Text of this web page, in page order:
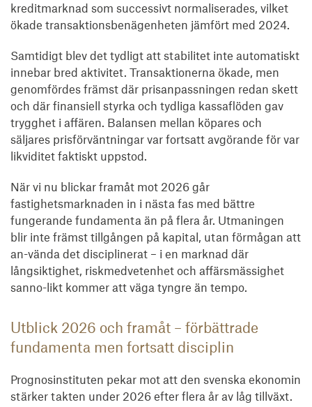
kreditmarknad som successivt normaliserades, vilket
ökade transaktionsbenägenheten jämfört med 2024.
Samtidigt blev det tydligt att stabilitet inte automatiskt
innebar bred aktivitet. Transaktionerna ökade, men
genomfördes främst där prisanpassningen redan skett
och där finansiell styrka och tydliga kassaflöden gav
trygghet i affären. Balansen mellan köpares och
säljares prisförväntningar var fortsatt avgörande för var
likviditet faktiskt uppstod.
När vi nu blickar framåt mot 2026 går
fastighetsmarknaden in i nästa fas med bättre
fungerande fundamenta än på flera år. Utmaningen
blir inte främst tillgången på kapital, utan förmågan att
an-vända det disciplinerat – i en marknad där
långsiktighet, riskmedvetenhet och affärsmässighet
sanno-likt kommer att väga tyngre än tempo.
Utblick 2026 och framåt – förbättrade
fundamenta men fortsatt disciplin
Prognosinstituten pekar mot att den svenska ekonomin
stärker takten under 2026 efter flera år av låg tillväxt.